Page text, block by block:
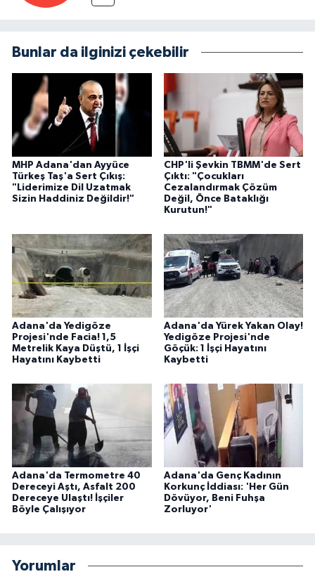
Bunlar da ilginizi çekebilir
MHP Adana'dan Ayyüce
Türkeş Taş'a Sert Çıkış:
"Liderimize Dil Uzatmak
Sizin Haddiniz Değildir!"
CHP'li Şevkin TBMM'de Sert
Çıktı: "Çocukları
Cezalandırmak Çözüm
Değil, Önce Bataklığı
Kurutun!"
Adana'da Yedigöze
Projesi'nde Facia! 1,5
Metrelik Kaya Düştü, 1 İşçi
Hayatını Kaybetti
Adana'da Yürek Yakan Olay!
Yedigöze Projesi'nde
Göçük: 1 İşçi Hayatını
Kaybetti
Adana'da Termometre 40
Dereceyi Aştı, Asfalt 200
Dereceye Ulaştı! İşçiler
Böyle Çalışıyor
Adana'da Genç Kadının
Korkunç İddiası: 'Her Gün
Dövüyor, Beni Fuhşa
Zorluyor'
Yorumlar